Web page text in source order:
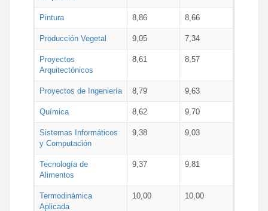
Pintura 8,86 8,66
Producción Vegetal 9,05 7,34
Proyectos
Arquitectónicos
8,61 8,57
Proyectos de Ingeniería 8,79 9,63
Química 8,62 9,70
Sistemas Informáticos
y Computación
9,38 9,03
Tecnología de
Alimentos
9,37 9,81
Termodinámica
Aplicada
10,00 10,00